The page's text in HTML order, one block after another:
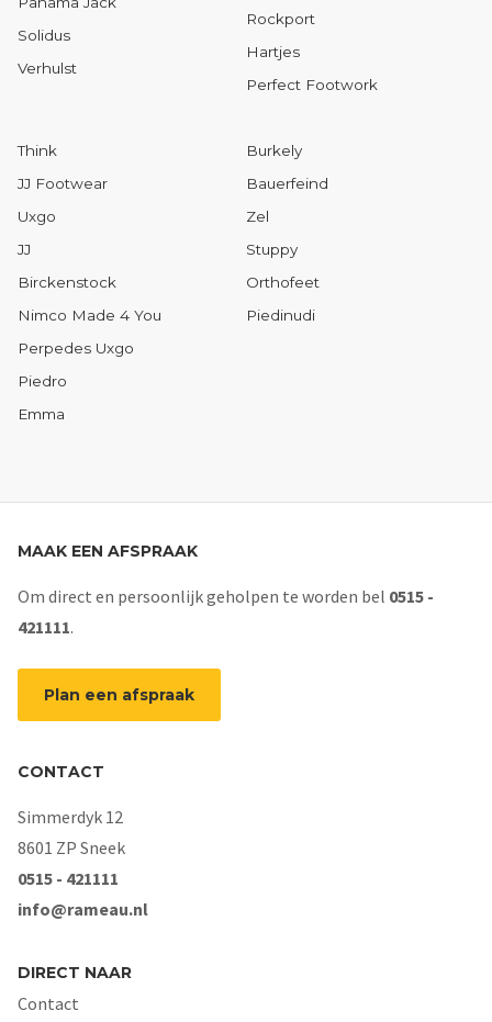
Solidus
Verhulst
Rockport
Hartjes
Perfect Footwork
Think
JJ Footwear
Uxgo
JJ
Birckenstock
Nimco Made 4 You
Perpedes Uxgo
Piedro
Emma
Burkely
Bauerfeind
Zel
Stuppy
Orthofeet
Piedinudi
MAAK EEN AFSPRAAK
Om direct en persoonlijk geholpen te worden bel 0515 -
421111.
Plan een afspraak
CONTACT
Simmerdyk 12
8601 ZP Sneek
0515 - 421111
info@rameau.nl
DIRECT NAAR
Contact